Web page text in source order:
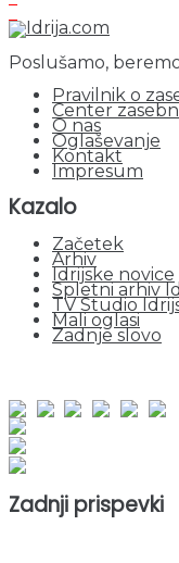
Poslušamo,
Pravilnik o
Center
O nas
Oglaševanje
Kontakt
Impresum
Kazalo
Začetek
Arhiv
Idrijske novice
Spletni arhiv
TV Studio
Mali oglasi
Zadnje slovo
Zadnji prispevki